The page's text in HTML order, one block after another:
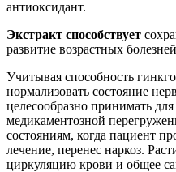
антиоксидант.
Экстракт способствует
развитие возрастных
Учитывая способность
нормализовать состояние
целесообразно принимать
медикаментозной
состояниям, когда пациент
лечение, перенес наркоз.
циркуляцию крови и общее